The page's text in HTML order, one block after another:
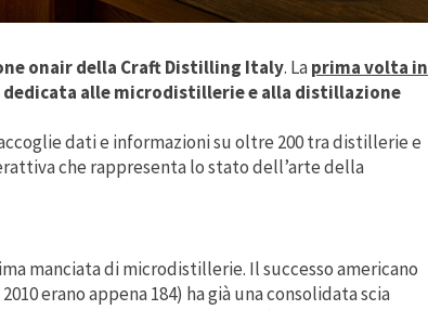
onair della Craft Distilling Italy. Laprima volta in
alle microdistillerie e alla distillazione
dati e informazioni su oltre 200 tra distillerie e
che rappresenta lo stato dell’arte della
manciata di microdistillerie. Il successo americano
erano appena 184) ha già una consolidata scia